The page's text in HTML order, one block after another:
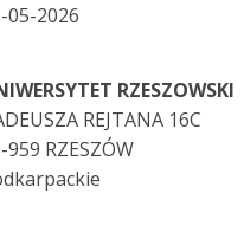
05-2026
RZESZOWSKI
REJTANA 16C
959 RZESZÓW